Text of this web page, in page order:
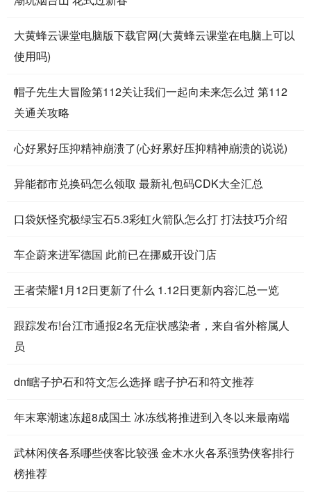
大黄蜂云课堂电脑版下载官网(大黄蜂云课堂在电脑上可以
使用吗)
帽子先生大冒险第112关让我们一起向未来怎么过 第112
关通关攻略
心好累好压抑精神崩溃了(心好累好压抑精神崩溃的说说)
异能都市兑换码怎么领取 最新礼包码CDK大全汇总
口袋妖怪究极绿宝石5.3彩虹火箭队怎么打 打法技巧介绍
车企蔚来进军德国 此前已在挪威开设门店
王者荣耀1月12日更新了什么 1.12日更新内容汇总一览
跟踪发布!台江市通报2名无症状感染者，来自省外榕属人
员
dnf瞎子护石和符文怎么选择 瞎子护石和符文推荐
年末寒潮速冻超8成国土 冰冻线将推进到入冬以来最南端
武林闲侠各系哪些侠客比较强 金木水火各系强势侠客排行
榜推荐